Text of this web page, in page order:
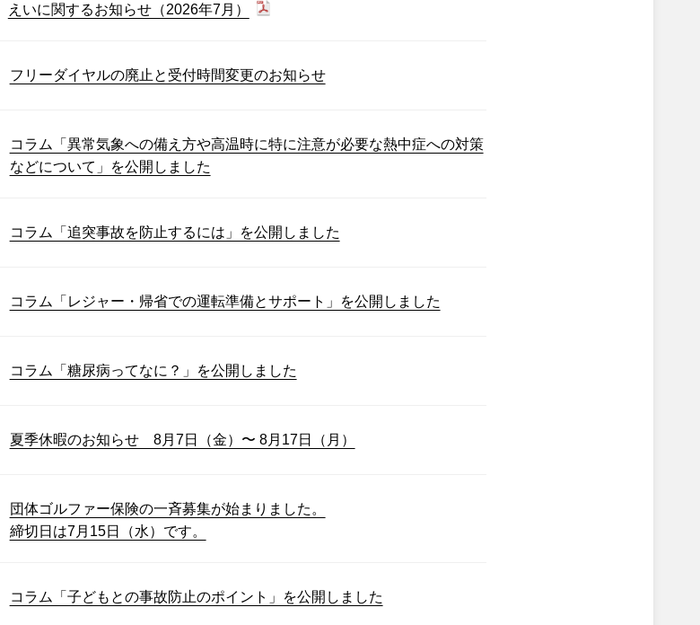
えいに関するお知らせ（2026年7月）
フリーダイヤルの廃止と受付時間変更のお知らせ
コラム「異常気象への備え方や高温時に特に注意が必要な熱中症への対策
などについて」を公開しました
コラム「追突事故を防止するには」を公開しました
コラム「レジャー・帰省での運転準備とサポート」を公開しました
コラム「糖尿病ってなに？」を公開しました
夏季休暇のお知らせ 8月7日（金）〜 8月17日（月）
団体ゴルファー保険の一斉募集が始まりました。
締切日は7月15日（水）です。
コラム「子どもとの事故防止のポイント」を公開しました